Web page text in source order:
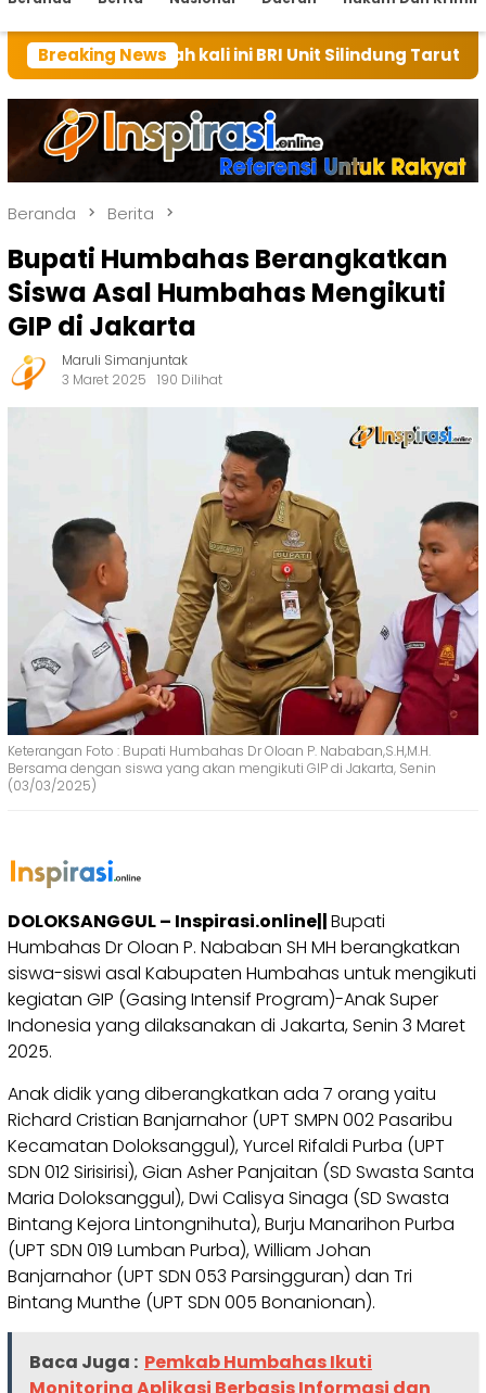
Breaking News
kali ini BRI Unit Silindung Tarutung Ingatkan
Beranda Berita
Bupati Humbahas Berangkatkan
Siswa Asal Humbahas Mengikuti
GIP di Jakarta
Maruli Simanjuntak
3 Maret 2025
190 Dilihat
Keterangan Foto : Bupati Humbahas Dr Oloan P. Nababan,S.H,M.H.
Bersama dengan siswa yang akan mengikuti GIP di Jakarta, Senin
(03/03/2025)
DOLOKSANGGUL – Inspirasi.online||Bupati
Humbahas Dr Oloan P. Nababan SH MH berangkatkan
siswa-siswi asal Kabupaten Humbahas untuk mengikuti
kegiatan GIP (Gasing Intensif Program)-Anak Super
Indonesia yang dilaksanakan di Jakarta, Senin 3 Maret
2025.
Anak didik yang diberangkatkan ada 7 orang yaitu
Richard Cristian Banjarnahor (UPT SMPN 002 Pasaribu
Kecamatan Doloksanggul), Yurcel Rifaldi Purba (UPT
SDN 012 Sirisirisi), Gian Asher Panjaitan (SD Swasta Santa
Maria Doloksanggul), Dwi Calisya Sinaga (SD Swasta
Bintang Kejora Lintongnihuta), Burju Manarihon Purba
(UPT SDN 019 Lumban Purba), William Johan
Banjarnahor (UPT SDN 053 Parsingguran) dan Tri
Bintang Munthe (UPT SDN 005 Bonanionan).
Baca Juga : Pemkab Humbahas Ikuti